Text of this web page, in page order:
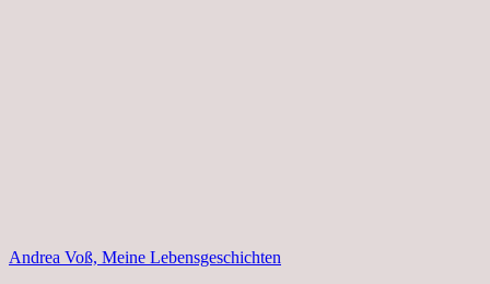
Andrea Voß, Meine Lebensgeschichten